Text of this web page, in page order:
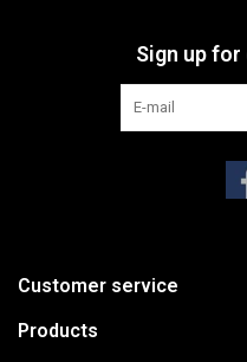
Sign up
Customer service
Products